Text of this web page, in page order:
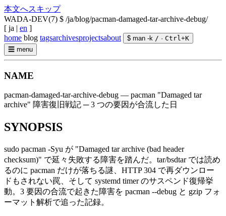
本文へスキップ
WADA-DEV(7) $ /ja/blog/pacman-damaged-tar-archive-debug/
[ ja | en ]
home blog tagsarchivesprojectsabout $ man -k / · Ctrl+K
☰ menu
NAME
pacman-damaged-tar-archive-debug — pacman "Damaged tar
archive" 障害復旧戦記 ─ 3 つの要因が合流した日
SYNOPSIS
sudo pacman -Syu が "Damaged tar archive (bad header
checksum)" で延々失敗する障害を踏んだ。tar/bsdtar では読め
るのに pacman だけが落ちる謎、HTTP 304 で再ダウンロー
ドもされない罠、そして systemd timer のサスペンド復帰挙
動。3 要因の合流で起きた障害を pacman --debug と gzip フォ
ーマット解析で追った記録。